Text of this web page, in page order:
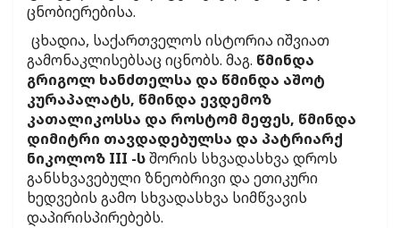
ცნობიერებისა.
ცხადია, საქართველოს ისტორია იშვიათ
გამონაკლისებსაც იცნობს. მაგ. წმინდა
გრიგოლ ხანძთელსა და წმინდა აშოტ
კურაპალატს, წმინდა ევდემოზ
კათალიკოსსა და როსტომ მეფეს, წმინდა
დიმიტრი თავდადებულსა და პატრიარქ
ნიკოლოზ III -სშორის სხვადასხვა დროს
განსხვავებული ზნეობრივი და ეთიკური
ხედვების გამო სხვადასხვა სიმწვავის
დაპირისპირებებს.